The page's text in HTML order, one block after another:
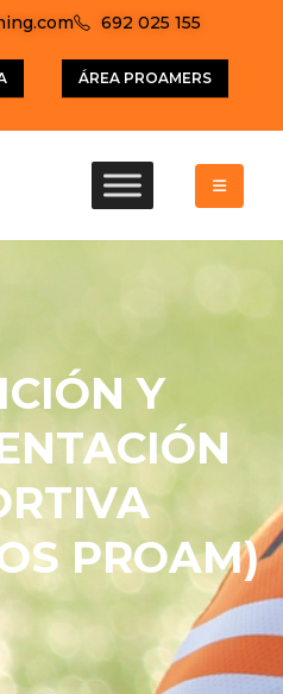
692 025 155
ÁREA PROAMERS
Y
PROAM)